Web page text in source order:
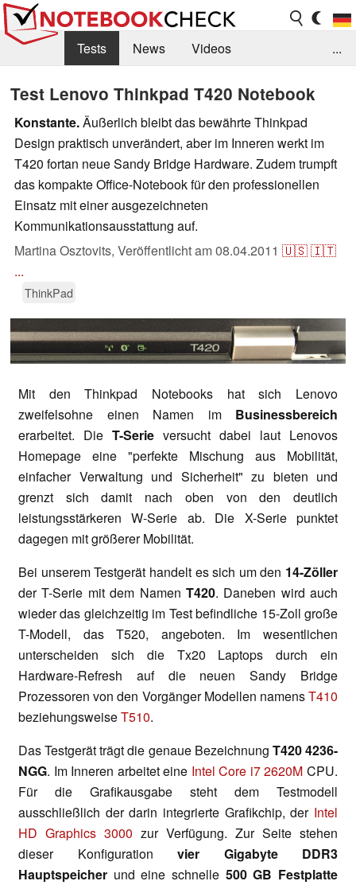
Tests News
Videos
Kaufberatung
Deals Suche
Jobs
Forum
...
Test Lenovo Thinkpad T420 Notebook
Konstante.Äußerlich bleibt das bewährte Thinkpad
Design praktisch unverändert, aber im Inneren werkt im
T420 fortan neue Sandy Bridge Hardware. Zudem trumpft
das kompakte Office-Notebook für den professionellen
Einsatz mit einer ausgezeichneten
Kommunikationsausstattung auf.
Martina Osztovits, Veröffentlicht am08.04.2011 🇺🇸🇮🇹
...
ThinkPad
Mit den Thinkpad Notebooks hat sich Lenovo
zweifelsohne einen Namen im Businessbereich
erarbeitet. Die T-Serie versucht dabei laut Lenovos
Homepage eine "perfekte Mischung aus Mobilität,
einfacher Verwaltung und Sicherheit" zu bieten und
grenzt sich damit nach oben von den deutlich
leistungsstärkeren W-Serie ab. Die X-Serie punktet
dagegen mit größerer Mobilität.
Bei unserem Testgerät handelt es sich um den 14-Zöller
der T-Serie mit dem Namen T420. Daneben wird auch
wieder das gleichzeitig im Test befindliche 15-Zoll große
T-Modell, das T520, angeboten. Im wesentlichen
unterscheiden sich die Tx20 Laptops durch ein
Hardware-Refresh auf die neuen Sandy Bridge
Prozessoren von den Vorgänger Modellen namensT410
beziehungsweiseT510.
Das Testgerät trägt die genaue Bezeichnung T420 4236-
NGG. Im Inneren arbeitet eine Intel Core i7 2620M CPU.
Für die Grafikausgabe steht dem Testmodell
ausschließlich der darin integrierte Grafikchip, der Intel
HD Graphics 3000 zur Verfügung. Zur Seite stehen
dieser Konfiguration vier Gigabyte DDR3
Hauptspeicher und eine schnelle 500 GB Festplatte